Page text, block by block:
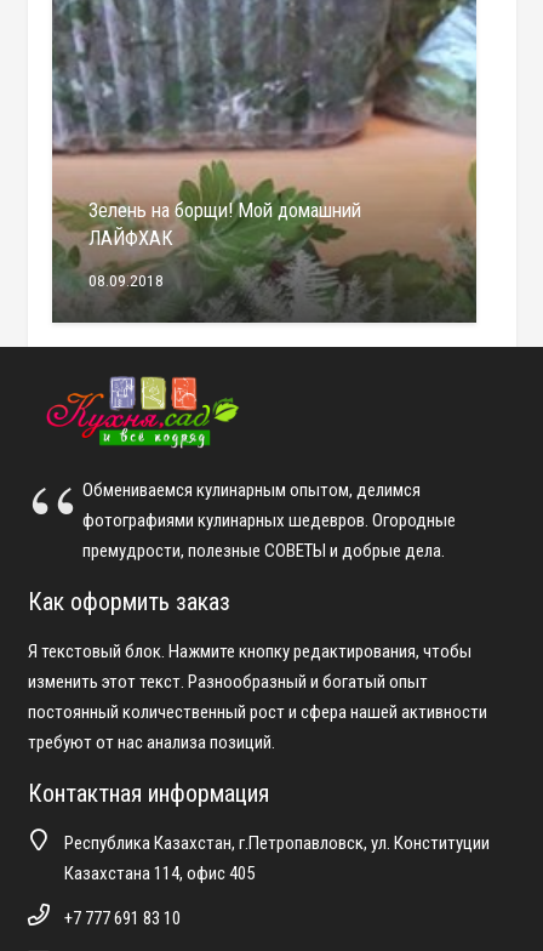
Зелень на борщи! Мой домашний
ЛАЙФХАК
08.09.2018
Обмениваемся кулинарным опытом, делимся
фотографиями кулинарных шедевров. Огородные
премудрости, полезные СОВЕТЫ и добрые дела.
Как оформить заказ
Я текстовый блок. Нажмите кнопку редактирования, чтобы
изменить этот текст. Разнообразный и богатый опыт
постоянный количественный рост и сфера нашей активности
требуют от нас анализа позиций.
Контактная информация
Республика Казахстан, г.Петропавловск, ул. Конституции
Казахстана 114, офис 405
+7 777 691 83 10